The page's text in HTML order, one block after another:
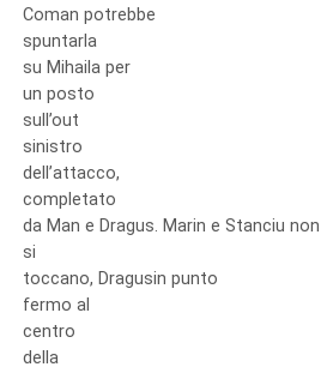
Coman potrebbe
spuntarla
su Mihaila per
un posto
sull’out
sinistro
dell’attacco,
completato
da Man e Dragus. Marin e Stanciu non
si
toccano, Dragusin punto
fermo al
centro
della